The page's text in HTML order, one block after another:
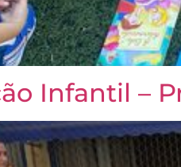
Infantil –